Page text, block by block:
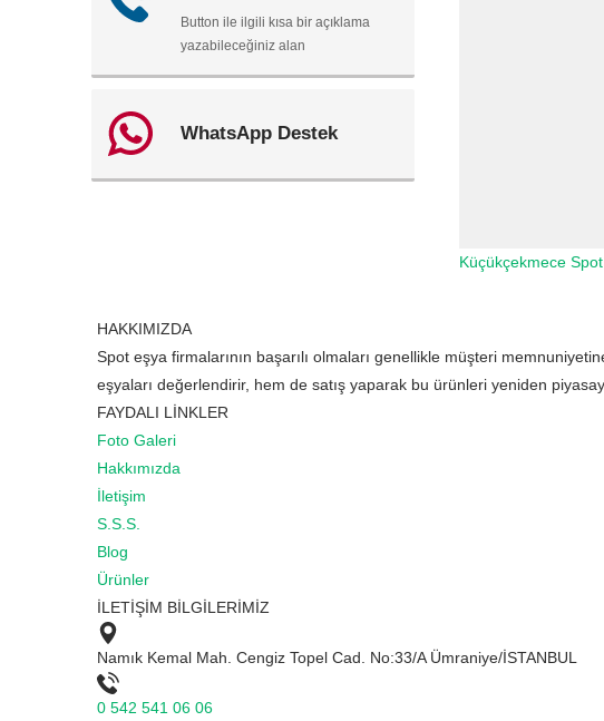
Küçükçekmece
Button ile ilgili kısa bir açıklama
yazabileceğiniz alan
WhatsApp Destek
HAKKIMIZDA
Spot eşya firmalarının başarılı olmaları genellikle müşteri
eşyaları değerlendirir, hem de satış yaparak bu ürünleri yeniden
FAYDALI LİNKLER
Foto Galeri
Hakkımızda
İletişim
S.S.S.
Blog
Ürünler
İLETİŞİM BİLGİLERİMİZ
Namık Kemal Mah. Cengiz Topel Cad. No:33/A Ümraniye/İSTANBUL
0 542 541 06 06